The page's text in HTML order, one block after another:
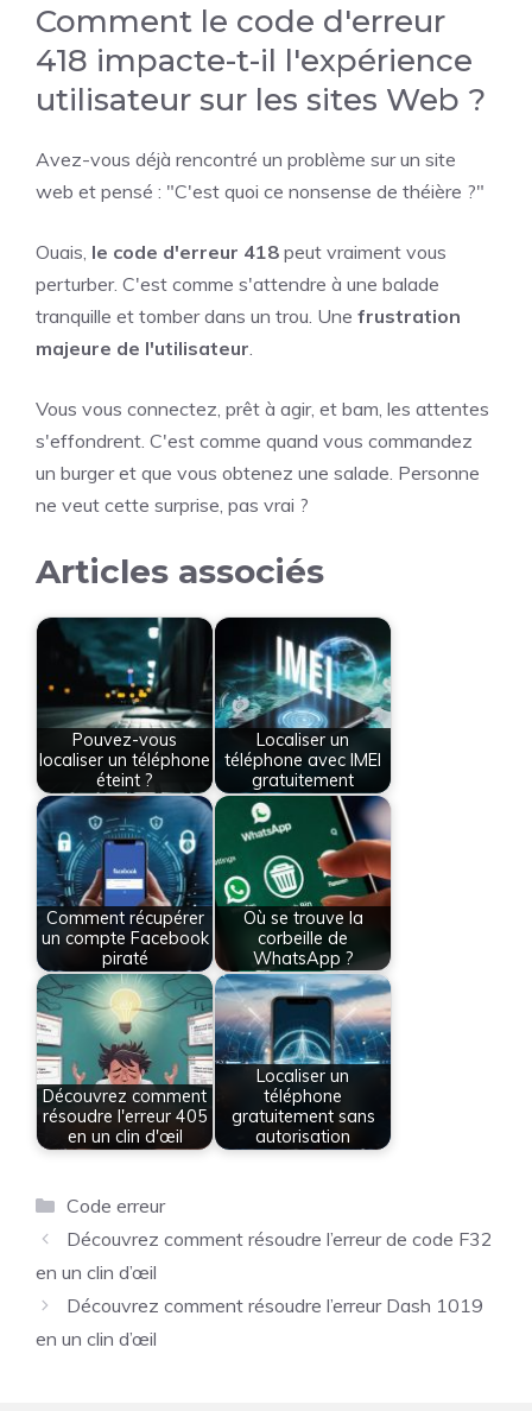
Comment le code d'erreur
418 impacte-t-il l'expérience
utilisateur sur les sites Web ?
Avez-vous déjà rencontré un problème sur un site
web et pensé : "C'est quoi ce nonsense de théière ?"
Ouais, le code d'erreur 418 peut vraiment vous
perturber. C'est comme s'attendre à une balade
tranquille et tomber dans un trou. Une frustration
majeure de l'utilisateur
Vous vous connectez, prêt à agir, et bam, les attentes
s'effondrent. C'est comme quand vous commandez
un burger et que vous obtenez une salade. Personne
ne veut cette surprise, pas vrai ?
Articles associés
Pouvez-vous
localiser un téléphone
éteint ?
Localiser un
téléphone avec IMEI
gratuitement
Comment récupérer
un compte Facebook
piraté
Où se trouve la
corbeille de
WhatsApp ?
Découvrez comment
résoudre l'erreur 405
en un clin d'œil
Localiser un
téléphone
gratuitement sans
autorisation
Catégories
Code erreur
Découvrez comment résoudre l’erreur de code F32
en un clin d’œil
Découvrez comment résoudre l’erreur Dash 1019
en un clin d’œil